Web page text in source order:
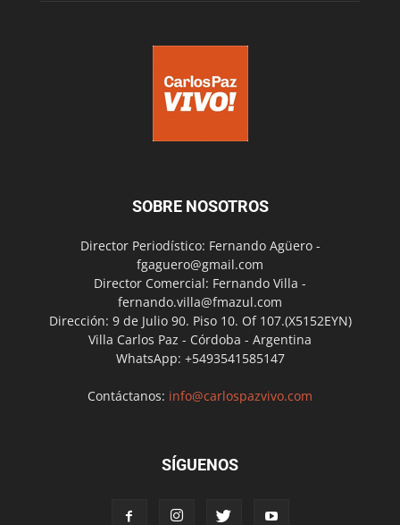
SOBRE NOSOTROS
Director Periodístico: Fernando Agüero -
fgaguero@gmail.com
Director Comercial: Fernando Villa -
fernando.villa@fmazul.com
Dirección: 9 de Julio 90. Piso 10. Of 107.(X5152EYN)
Villa Carlos Paz - Córdoba - Argentina
WhatsApp: +5493541585147
Contáctanos: info@carlospazvivo.com
SÍGUENOS